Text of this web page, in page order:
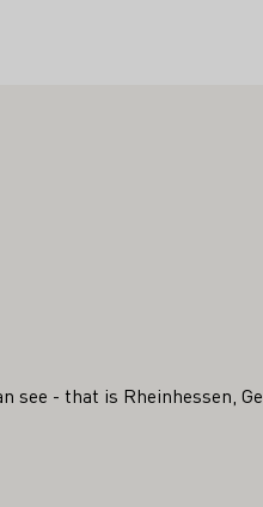
see - that is Rheinhessen,